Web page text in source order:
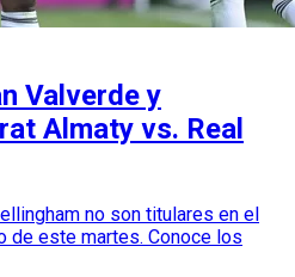
Valverde y
Almaty vs. Real
no son titulares en el
de este martes. Conoce los